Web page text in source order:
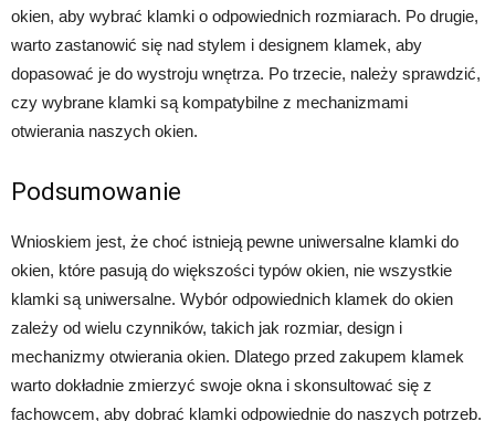
okien, aby wybrać klamki o odpowiednich rozmiarach. Po drugie,
warto zastanowić się nad stylem i designem klamek, aby
dopasować je do wystroju wnętrza. Po trzecie, należy sprawdzić,
czy wybrane klamki są kompatybilne z mechanizmami
otwierania naszych okien.
Podsumowanie
Wnioskiem jest, że choć istnieją pewne uniwersalne klamki do
okien, które pasują do większości typów okien, nie wszystkie
klamki są uniwersalne. Wybór odpowiednich klamek do okien
zależy od wielu czynników, takich jak rozmiar, design i
mechanizmy otwierania okien. Dlatego przed zakupem klamek
warto dokładnie zmierzyć swoje okna i skonsultować się z
fachowcem, aby dobrać klamki odpowiednie do naszych potrzeb.